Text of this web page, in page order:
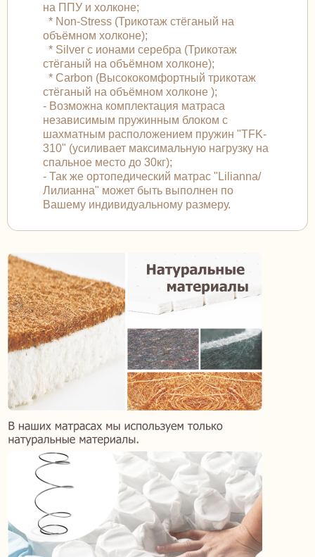
на ППУ и холконе;
* Non-Stress (Трикотаж стёганый на
объёмном холконе);
* Silver с ионами серебра (Трикотаж
стёганый на объёмном холконе);
* Carbon (Высококомфортный трикотаж
стёганый на объёмном холконе );
- Возможна комплектация матраса
независимым пружинным блоком с
шахматным расположением пружин "TFK-
310" (усиливает максимальную нагрузку на
спальное место до 30кг);
- Так же ортопедический матрас "Lilianna/
Лилианна" может быть выполнен по
Вашему индивидуальному размеру.